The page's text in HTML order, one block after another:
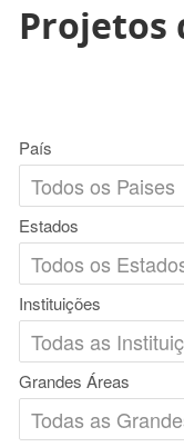
Projetos
País
Estados
Instituições
Grandes Áreas